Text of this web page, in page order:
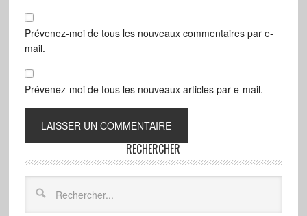
Prévenez-moi de tous les nouveaux commentaires par e-
mail.
Prévenez-moi de tous les nouveaux articles par e-mail.
RECHERCHER